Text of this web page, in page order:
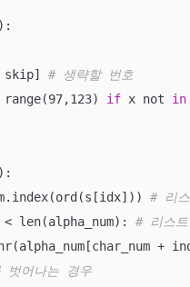
skip] # 생략할 번호
range(97,123) if x not in
# 리
< len(alpha_num): # 리스
+
벗어나는 경우